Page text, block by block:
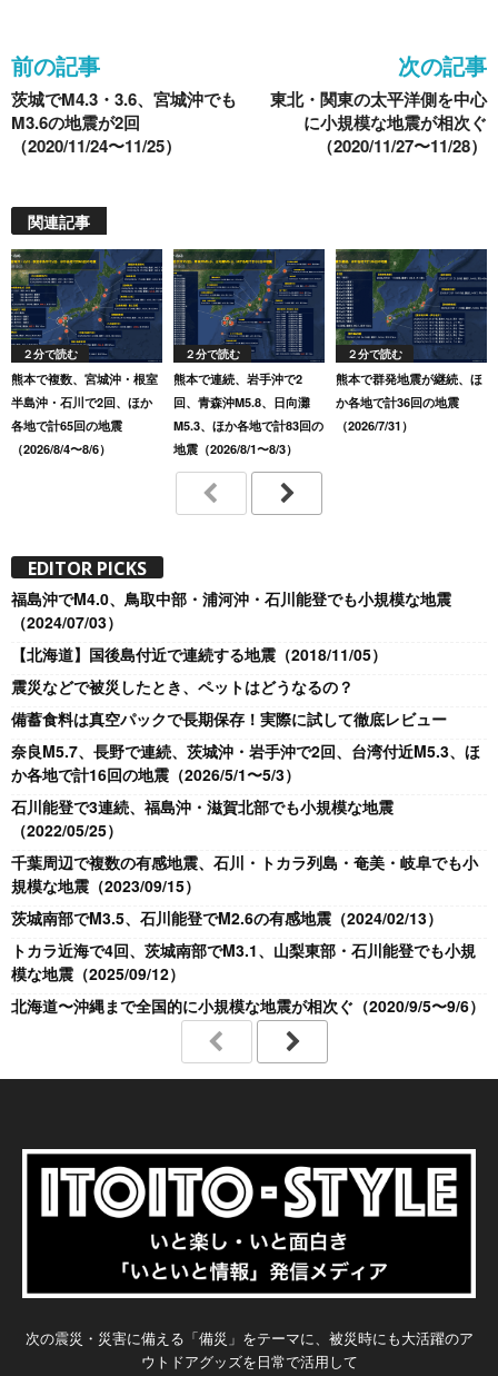
o
k
前の記事
茨城でM4.3・3.6、宮城沖でも
M3.6の地震が2回
（2020/11/24〜11/25）
次の記事
東北・関東の太平洋側を中心
に小規模な地震が相次ぐ
（2020/11/27〜11/28）
関連記事
２分で読む
熊本で複数、宮城沖・根室
半島沖・石川で2回、ほか
各地で計65回の地震
（2026/8/4〜8/6）
２分で読む
熊本で連続、岩手沖で2
回、青森沖M5.8、日向灘
M5.3、ほか各地で計83回の
地震（2026/8/1〜8/3）
２分で読む
熊本で群発地震が継続、ほ
か各地で計36回の地震
（2026/7/31）
EDITOR PICKS
福島沖でM4.0、鳥取中部・浦河沖・石川能登でも小規模な地震
（2024/07/03）
【北海道】国後島付近で連続する地震（2018/11/05）
震災などで被災したとき、ペットはどうなるの？
備蓄食料は真空パックで長期保存！実際に試して徹底レビュー
奈良M5.7、長野で連続、茨城沖・岩手沖で2回、台湾付近M5.3、ほ
か各地で計16回の地震（2026/5/1〜5/3）
石川能登で3連続、福島沖・滋賀北部でも小規模な地震
（2022/05/25）
千葉周辺で複数の有感地震、石川・トカラ列島・奄美・岐阜でも小
規模な地震（2023/09/15）
茨城南部でM3.5、石川能登でM2.6の有感地震（2024/02/13）
トカラ近海で4回、茨城南部でM3.1、山梨東部・石川能登でも小規
模な地震（2025/09/12）
北海道〜沖縄まで全国的に小規模な地震が相次ぐ（2020/9/5〜9/6）
次の震災・災害に備える「備災」をテーマに、被災時にも大活躍のア
ウトドアグッズを日常で活用して